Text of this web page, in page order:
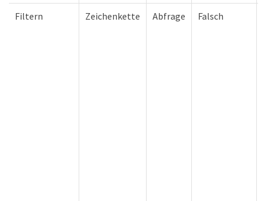
Filtern Zeichenkette Abfrage Falsch